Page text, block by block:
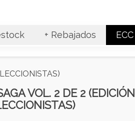
+ Rebajados ECC
VOL. 2 DE 2 (EDICIÓN